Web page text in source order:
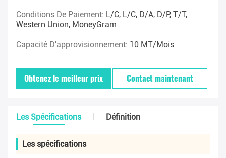
Conditions De Paiement: L/C, L/C, D/A, D/P, T/T,
Western Union, MoneyGram
Capacité D'approvisionnement: 10 MT/mois
Obtenez le meilleur prix Contact maintenant
Les Spécifications Définition
Les spécifications